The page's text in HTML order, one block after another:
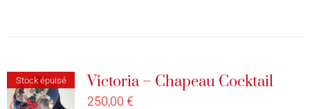
Stock épuisé Victoria – Chapeau Cocktail
250,00 €